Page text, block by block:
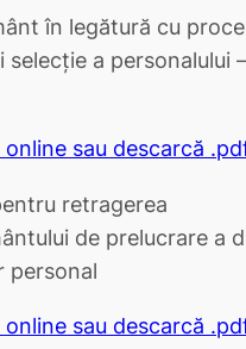
în legătură cu
selecție a personalului
online sau descarcă
retragerea
de prelucrare a
personal
online sau descarcă